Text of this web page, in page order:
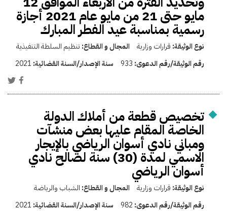
مايو حتى 21 من مايو عام 2021 أجازة
رسمية بمناسبة عيد الفطر المبارك
نوع الوثيقة: قرارات وزارية المجال و القطاع: تنظيم السلطة التنفيذية
رقم الوثيقة/رقم الدعوى: 933 سنة الإصدار/السنة القضائية: 2021
تخصيص قطعة من أملاك الدولة
الخاصة المقام عليها بعض منشآت
ومباني نادي أسوان الرياضي بالإيجار
الاسمي لمدة (30) سنة لصالح نادي
أسوان الرياضي
نوع الوثيقة: قرارات وزارية المجال و القطاع: الشباب والرياضة
رقم الوثيقة/رقم الدعوى: 982 سنة الإصدار/السنة القضائية: 2021